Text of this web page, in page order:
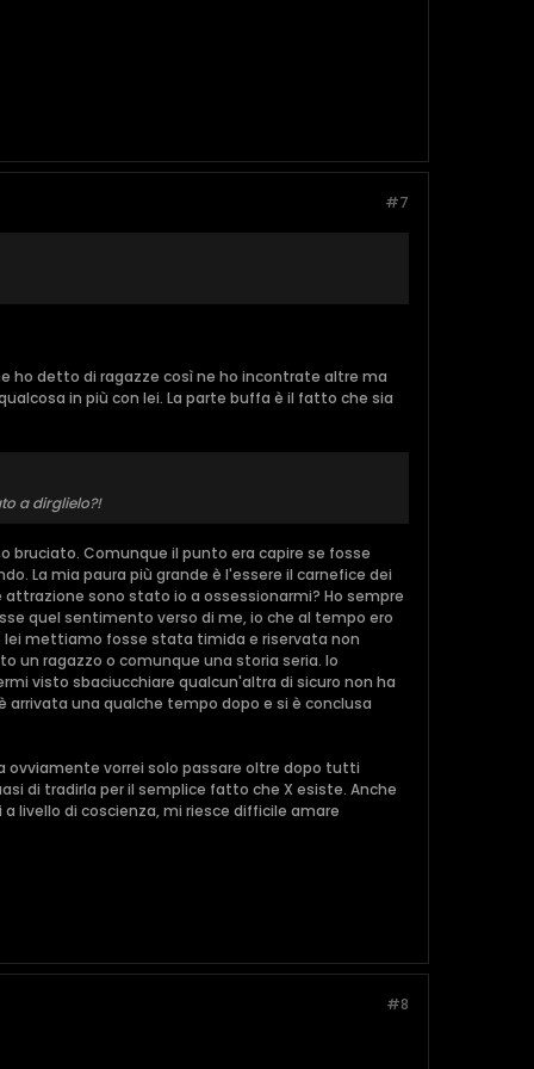
#7
ho detto di ragazze così ne ho incontrate altre ma
in più con lei. La parte buffa è il fatto che sia
a dirglielo?!
bruciato. Comunque il punto era capire se fosse
La mia paura più grande è l'essere il carnefice dei
sono stato io a ossessionarmi? Ho sempre
quel sentimento verso di me, io che al tempo ero
lei mettiamo fosse stata timida e riservata non
un ragazzo o comunque una storia seria. Io
visto sbaciucchiare qualcun'altra di sicuro non ha
una qualche tempo dopo e si è conclusa
vorrei solo passare oltre dopo tutti
di tradirla per il semplice fatto che X esiste. Anche
livello di coscienza, mi riesce difficile amare
#8